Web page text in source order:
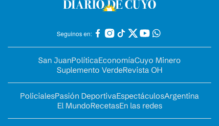
Seguinos en:
San JuanPolíticaEconomíaCuyo Minero
Suplemento VerdeRevista OH
PolicialesPasión DeportivaEspectáculosArgentina
El MundoRecetasEn las redes